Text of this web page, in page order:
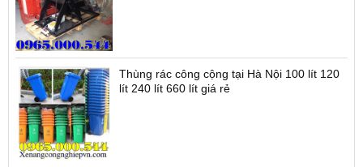
Thùng rác công cộng tại Hà Nội 100 lít 120
lít 240 lít 660 lít giá rẻ